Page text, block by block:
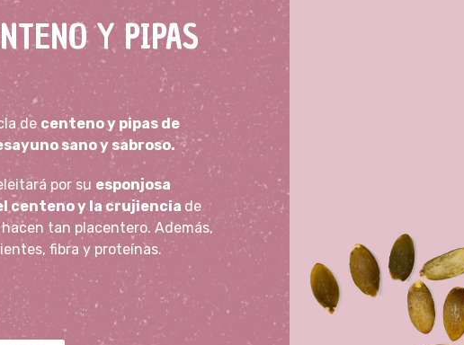
Y PIPAS
de centeno y pipas de
sano y sabroso.
por su esponjosa
centeno y la crujiencia de
tan placentero. Además,
fibra y proteínas.